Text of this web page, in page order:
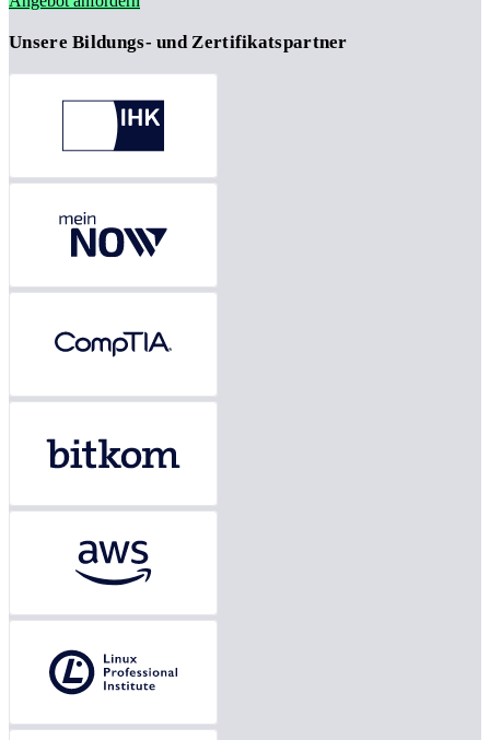
Unsere Bildungs- und Zertifikatspartner